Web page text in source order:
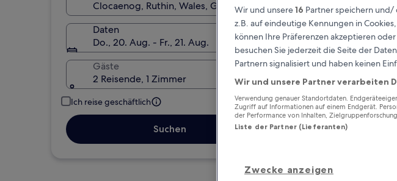
Daten
Do., 20. Aug. - Fr., 21. Aug.
Gäste
2 Reisende, 1 Zimmer
Ich reise geschäftlich
Suchen
Wir und unsere16 Partner speichern
z.B. auf eindeutige Kennungen in
können Ihre Präferenzen akzeptieren
besuchen Sie jederzeit die Seite der
Partnern signalisiert und haben keinen
Wir und unsere Partner verarbeiten
Verwendung genauer Standortdaten.
Zugriff auf Informationen auf einem Endgerät.
der Performance von Inhalten,
Liste der Partner (Lieferanten)
Zwecke anzeigen